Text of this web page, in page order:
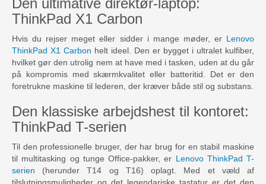
Den ultimative direktør-laptop:
ThinkPad X1 Carbon
Hvis du rejser meget eller sidder i mange møder, er Lenovo
ThinkPad X1 Carbon helt ideel. Den er bygget i ultralet kulfiber,
hvilket gør den utrolig nem at have med i tasken, uden at du går
på kompromis med skærmkvalitet eller batteritid. Det er den
foretrukne maskine til lederen, der kræver både stil og substans.
Den klassiske arbejdshest til kontoret:
ThinkPad T-serien
Til den professionelle bruger, der har brug for en stabil maskine
til multitasking og tunge Office-pakker, er Lenovo ThinkPad T-
serien (herunder T14 og T16) oplagt. Med et væld af